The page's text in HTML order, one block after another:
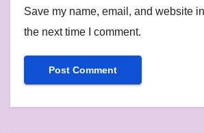
Save my name, email, and website
the next time I comment.